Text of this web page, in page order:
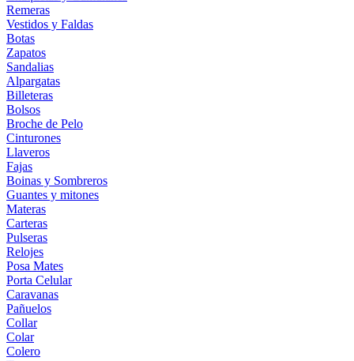
Remeras
Vestidos y Faldas
Botas
Zapatos
Sandalias
Alpargatas
Billeteras
Bolsos
Broche de Pelo
Cinturones
Llaveros
Fajas
Boinas y Sombreros
Guantes y mitones
Materas
Carteras
Pulseras
Relojes
Posa Mates
Porta Celular
Caravanas
Pañuelos
Collar
Colar
Colero